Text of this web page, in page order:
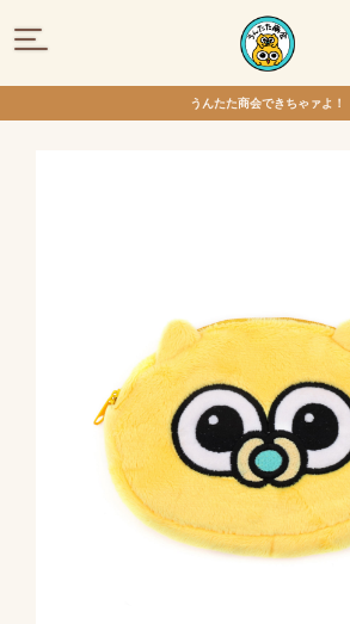
うんたた商会できちゃァよ！